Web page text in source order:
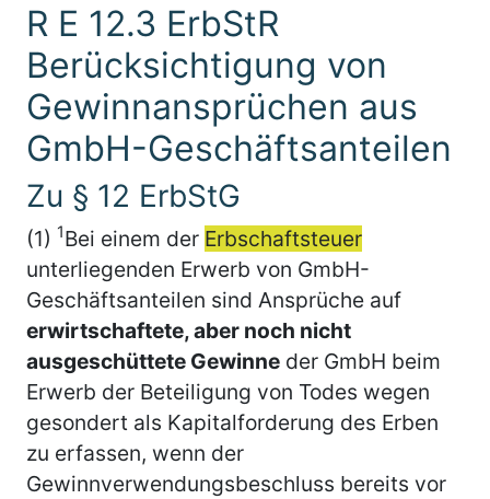
R E 12.3 ErbStR
Berücksichtigung von
Gewinnansprüchen aus
GmbH-Geschäftsanteilen
Zu § 12 ErbStG
(1) 1Bei einem der Erbschaftsteuer
unterliegenden Erwerb von GmbH-
Geschäftsanteilen sind Ansprüche auf
erwirtschaftete, aber noch nicht
ausgeschüttete Gewinne der GmbH beim
Erwerb der Beteiligung von Todes wegen
gesondert als Kapitalforderung des Erben
zu erfassen, wenn der
Gewinnverwendungsbeschluss bereits vor